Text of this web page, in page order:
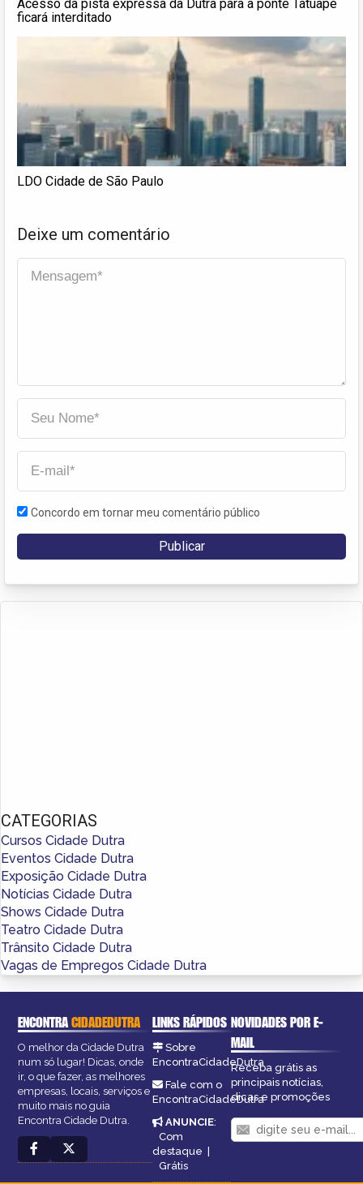
Acesso da pista expressa da Dutra para a ponte Tatuapé
ficará interditado
LDO Cidade de São Paulo
Deixe um comentário
Concordo em tornar meu comentário público
CATEGORIAS
Cursos Cidade Dutra
Eventos Cidade Dutra
Exposição Cidade Dutra
Notícias Cidade Dutra
Shows Cidade Dutra
Teatro Cidade Dutra
Trânsito Cidade Dutra
Vagas de Empregos Cidade Dutra
ENCONTRACIDADEDUTRA
O melhor da Cidade Dutra
num só lugar! Dicas, onde
ir, o que fazer, as melhores
empresas, locais, serviços e
muito mais no guia
Encontra Cidade Dutra.
LINKS RÁPIDOS
Sobre
EncontraCidadeDutra
Fale com o
EncontraCidadeDutra
ANUNCIE:
Com
destaque
Grátis
NOVIDADES POR E-
MAIL
Receba grátis as
principais notícias,
dicas e promoções